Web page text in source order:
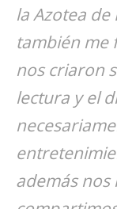
la Azotea de
también me
nos criaron
lectura y el
además nos